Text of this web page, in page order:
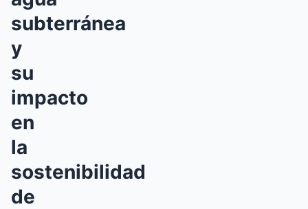
subterránea
y
su
impacto
en
la
sostenibilidad
de